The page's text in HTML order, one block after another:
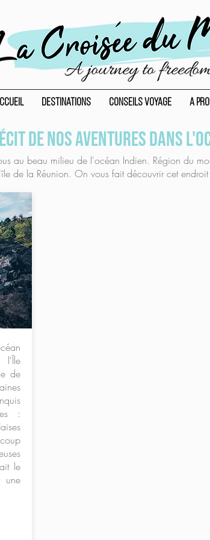
Destinations Conseils voyage A
de nos aventures dans
au beau milieu de l'océan Indien. Région du
de la Réunion. On vous fait découvrir cet
l'Île
de
:
le
une